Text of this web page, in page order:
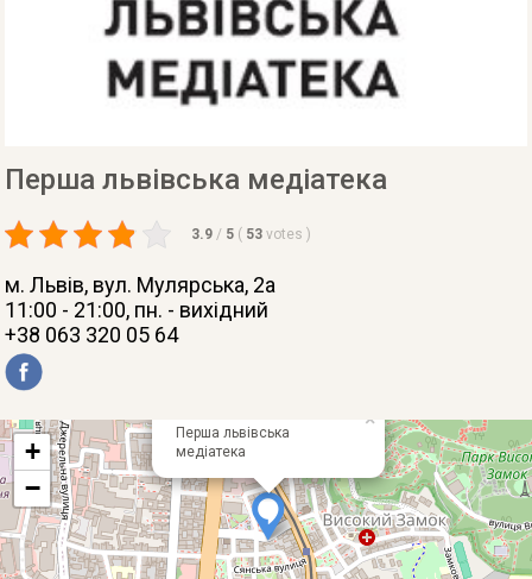
Перша львівська медіатека
3.9 / 5 ( 53 votes )
м. Львів, вул. Мулярська, 2а
11:00 - 21:00, пн. - вихідний
+38 063 320 05 64
Перша львівська
медіатека
×
+
−